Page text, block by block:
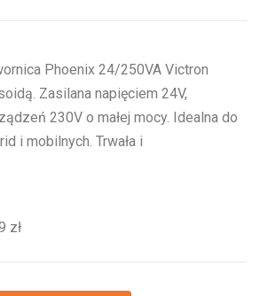
Phoenix 24/250VA Victron
Zasilana napięciem 24V,
230V o małej mocy. Idealna do
i mobilnych. Trwała i
zł